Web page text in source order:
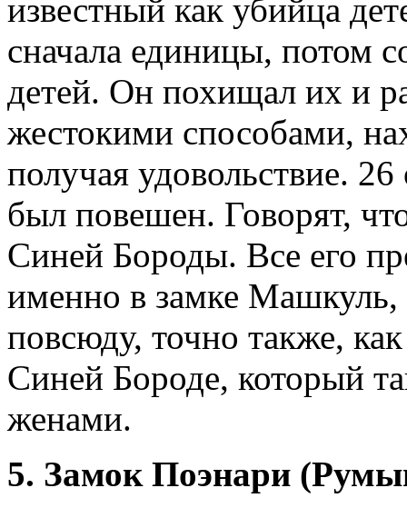
известный как убийца
сначала единицы, потом
детей. Он похищал их и
жестокими способами,
получая удовольствие.
был повешен. Говорят,
Синей Бороды. Все его
именно в замке
повсюду, точно также,
Синей Бороде, который
женами.
5. Замок Поэнари